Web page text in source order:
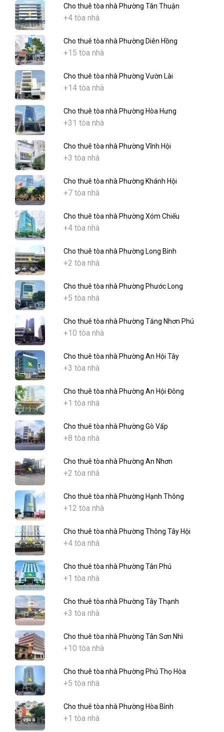
Cho thuê tòa nhà Phường Tân Thuận
+4 tòa nhà
Cho thuê tòa nhà Phường Diên Hồng
+15 tòa nhà
Cho thuê tòa nhà Phường Vườn Lài
+14 tòa nhà
Cho thuê tòa nhà Phường Hòa Hưng
+31 tòa nhà
Cho thuê tòa nhà Phường Vĩnh Hội
+3 tòa nhà
Cho thuê tòa nhà Phường Khánh Hội
+7 tòa nhà
Cho thuê tòa nhà Phường Xóm Chiếu
+4 tòa nhà
Cho thuê tòa nhà Phường Long Bình
+2 tòa nhà
Cho thuê tòa nhà Phường Phước Long
+5 tòa nhà
Cho thuê tòa nhà Phường Tăng Nhơn Phú
+10 tòa nhà
Cho thuê tòa nhà Phường An Hội Tây
+3 tòa nhà
Cho thuê tòa nhà Phường An Hội Đông
+1 tòa nhà
Cho thuê tòa nhà Phường Gò Vấp
+8 tòa nhà
Cho thuê tòa nhà Phường An Nhơn
+2 tòa nhà
Cho thuê tòa nhà Phường Hạnh Thông
+12 tòa nhà
Cho thuê tòa nhà Phường Thông Tây Hội
+4 tòa nhà
Cho thuê tòa nhà Phường Tân Phú
+1 tòa nhà
Cho thuê tòa nhà Phường Tây Thạnh
+3 tòa nhà
Cho thuê tòa nhà Phường Tân Sơn Nhì
+10 tòa nhà
Cho thuê tòa nhà Phường Phú Thọ Hòa
+5 tòa nhà
Cho thuê tòa nhà Phường Hòa Bình
+1 tòa nhà